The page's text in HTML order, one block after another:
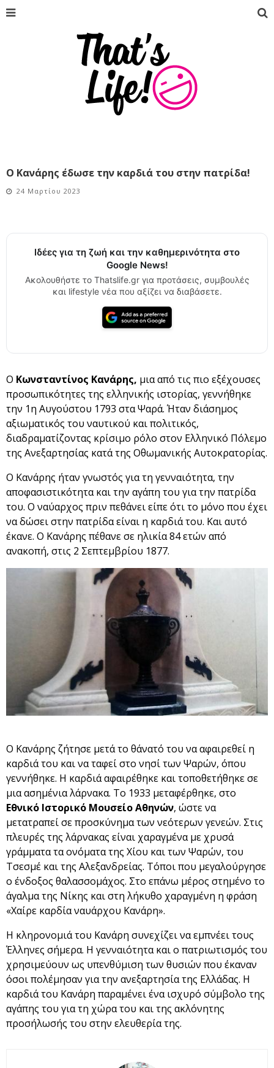
Ο Κανάρης έδωσε την καρδιά του στην πατρίδα!
24 Μαρτίου 2023
Ιδέες για τη ζωή και την καθημερινότητα στο
Google News!
Ακολουθήστε το Thatslife.gr για προτάσεις, συμβουλές
και lifestyle νέα που αξίζει να διαβάσετε.
Ο Κωνσταντίνος Κανάρης, μια από τις πιο εξέχουσες
προσωπικότητες της ελληνικής ιστορίας, γεννήθηκε
την 1η Αυγούστου 1793 στα Ψαρά. Ήταν διάσημος
αξιωματικός του ναυτικού και πολιτικός,
διαδραματίζοντας κρίσιμο ρόλο στον Ελληνικό Πόλεμο
της Ανεξαρτησίας κατά της Οθωμανικής Αυτοκρατορίας.
Ο Κανάρης ήταν γνωστός για τη γενναιότητα, την
αποφασιστικότητα και την αγάπη του για την πατρίδα
του. Ο ναύαρχος πριν πεθάνει είπε ότι το μόνο που έχει
να δώσει στην πατρίδα είναι η καρδιά του. Και αυτό
έκανε. Ο Κανάρης πέθανε σε ηλικία 84 ετών από
ανακοπή, στις 2 Σεπτεμβρίου 1877.
Ο Κανάρης ζήτησε μετά το θάνατό του να αφαιρεθεί η
καρδιά του και να ταφεί στο νησί των Ψαρών, όπου
γεννήθηκε. Η καρδιά αφαιρέθηκε και τοποθετήθηκε σε
μια ασημένια λάρνακα. Το 1933 μεταφέρθηκε, στο
Εθνικό Ιστορικό Μουσείο Αθηνών, ώστε να
μετατραπεί σε προσκύνημα των νεότερων γενεών. Στις
πλευρές της λάρνακας είναι χαραγμένα με χρυσά
γράμματα τα ονόματα της Χίου και των Ψαρών, του
Τσεσμέ και της Αλεξανδρείας. Τόποι που μεγαλούργησε
ο ένδοξος θαλασσομάχος. Στο επάνω μέρος στημένο το
άγαλμα της Νίκης και στη λήκυθο χαραγμένη η φράση
«Χαίρε καρδία ναυάρχου Κανάρη».
Η κληρονομιά του Κανάρη συνεχίζει να εμπνέει τους
Έλληνες σήμερα. Η γενναιότητα και ο πατριωτισμός του
χρησιμεύουν ως υπενθύμιση των θυσιών που έκαναν
όσοι πολέμησαν για την ανεξαρτησία της Ελλάδας. Η
καρδιά του Κανάρη παραμένει ένα ισχυρό σύμβολο της
αγάπης του για τη χώρα του και της ακλόνητης
προσήλωσής του στην ελευθερία της.